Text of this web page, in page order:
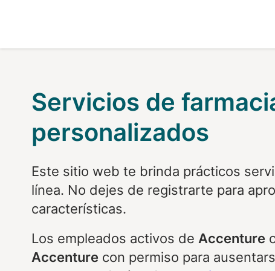
Accenture
Servicios de
personalizados
Este sitio web te brinda prácticos
línea. No dejes de registrarte para
características.
Los empleados activos de Accenture
Accenture con permiso para